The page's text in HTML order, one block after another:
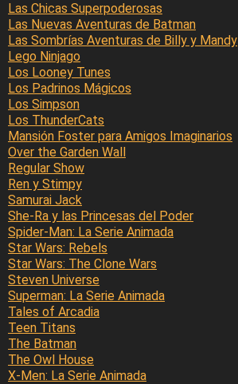
Las Chicas Superpoderosas
Las Nuevas Aventuras de Batman
Las Sombrías Aventuras de Billy y Mandy
Lego Ninjago
Los Looney Tunes
Los Padrinos Mágicos
Los Simpson
Los ThunderCats
Mansión Foster para Amigos Imaginarios
Over the Garden Wall
Regular Show
Ren y Stimpy
Samurai Jack
She-Ra y las Princesas del Poder
Spider-Man: La Serie Animada
Star Wars: Rebels
Star Wars: The Clone Wars
Steven Universe
Superman: La Serie Animada
Tales of Arcadia
Teen Titans
The Batman
The Owl House
X-Men: La Serie Animada